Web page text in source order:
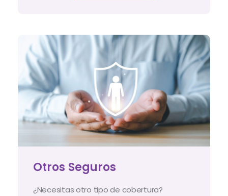
Otros Seguros
¿Necesitas otro tipo de cobertura?